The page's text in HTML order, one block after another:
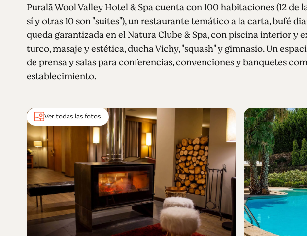
Puralã Wool Valley Hotel & Spa cuenta con 100 habitaciones (12 de
sí y otras 10 son "suites"), un restaurante temático a la carta, bufé
queda garantizada en el Natura Clube & Spa, con piscina interior y
turco, masaje y estética, ducha Vichy, "squash" y gimnasio. Un
de prensa y salas para conferencias, convenciones y banquetes
establecimiento.
Ver todas las fotos